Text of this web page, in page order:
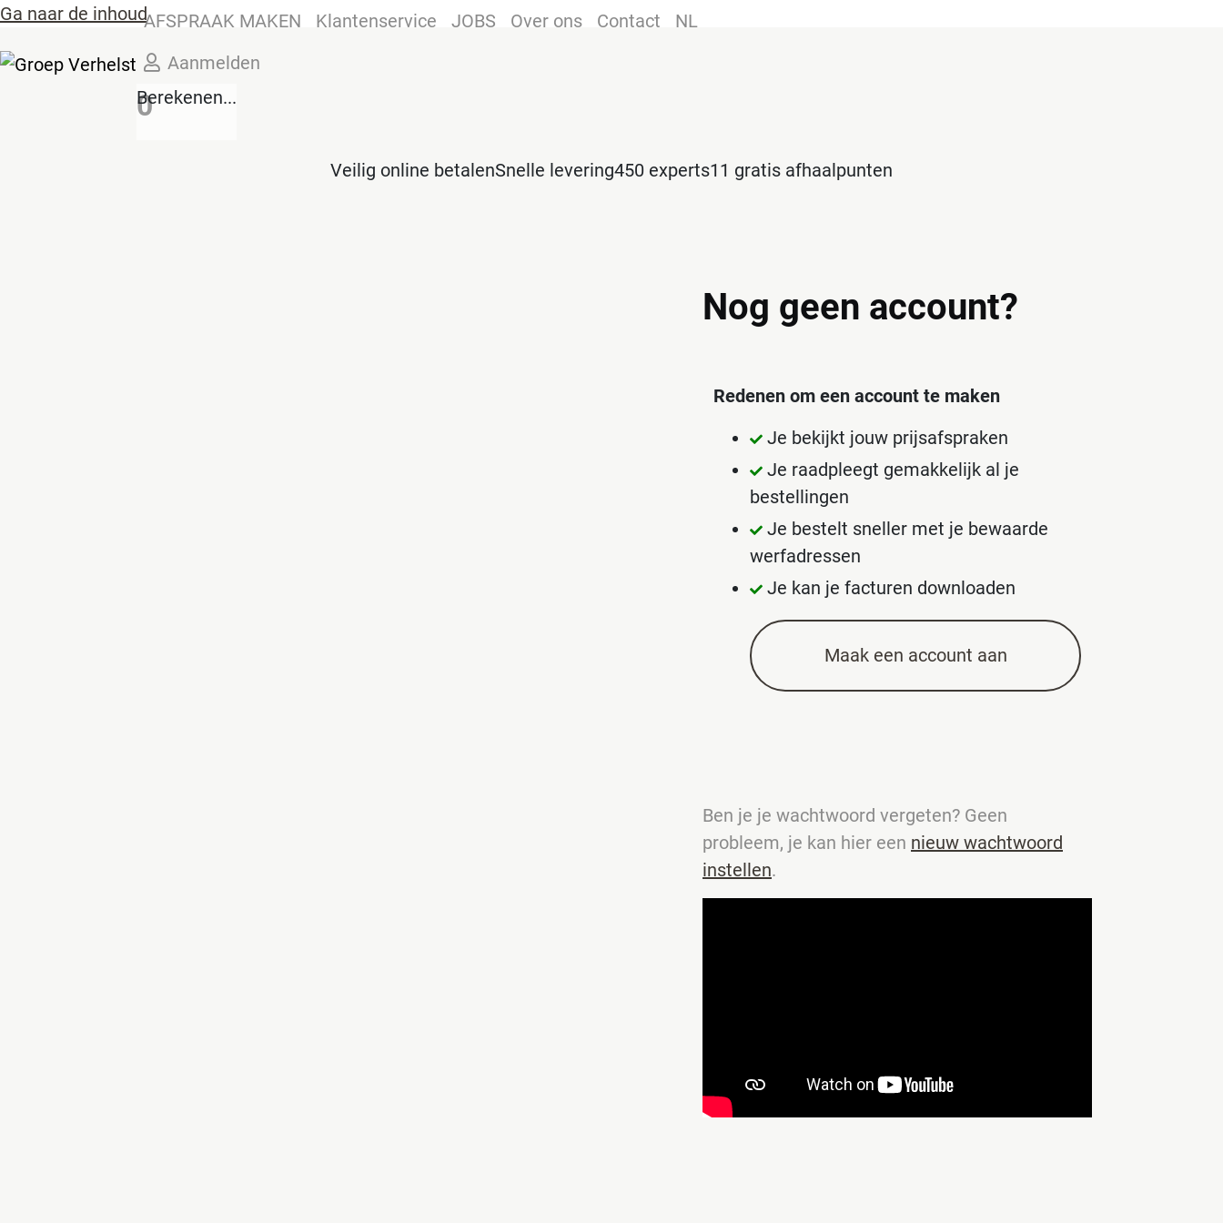
Ga naar de inhoudAFSPRAAK MAKEN Klantenservice JOBS Over ons Contact
NL
Aanmelden
0
Berekenen...
Veilig online betalenSnelle levering450 experts11 gratis afhaalpunten
Nog geen account?
Redenen om een account te maken
Je bekijkt jouw prijsafspraken
Je raadpleegt gemakkelijk al je
bestellingen
Je bestelt sneller met je bewaarde
werfadressen
Je kan je facturen downloaden
Maak een account aan
Ben je je wachtwoord vergeten? Geen
probleem, je kan hier een nieuw wachtwoord
instellen.